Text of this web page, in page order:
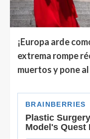
¡Europa arde
extrema rompe
muertos y pone